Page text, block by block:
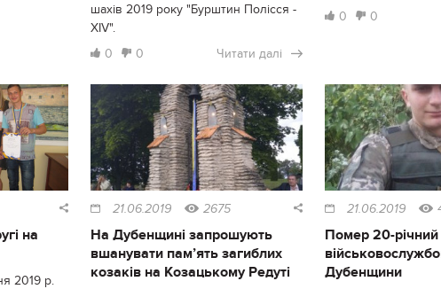
шахів 2019 року "Бурштин Полісся -
XІV".
0
0 Читати далі
0
0
на
2019 р.
21.06.2019 2675
На Дубенщині запрошують
вшанувати пам’ять загиблих
козаків на Козацькому Редуті
21.06.2019
Помер 20-річний
Дубенщини